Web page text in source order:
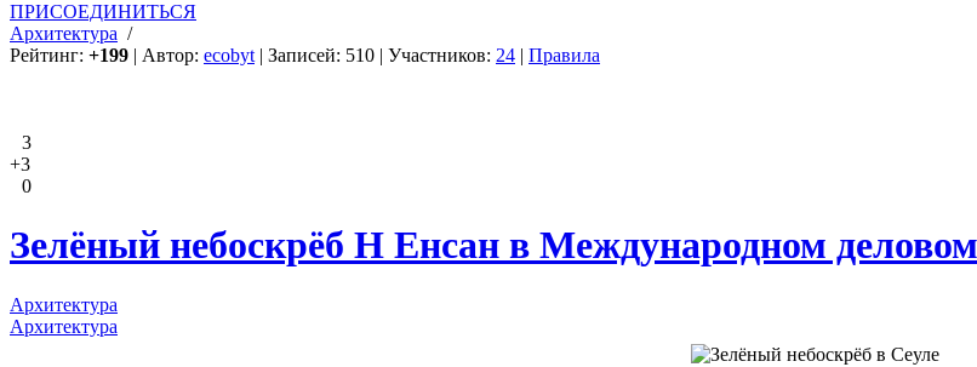
ПРИСОЕДИНИТЬСЯ
Архитектура /
Рейтинг: +199 | Автор: ecobyt | Записей: 510 | Участников: 24 | Правила
3
+3
0
Зелёный небоскрёб Н Енсан в Международном
Архитектура
Архитектура